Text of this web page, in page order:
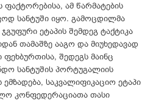
ამ წარმატების
სანტუში იყო. გამოცდილმა
ეტაპის შემდეგ ტაქტიკა
თამაშზე ააგო და მიუხედავად
ფეხბურთისა, შედეგს მაინც
სანტუშის პორტუგალიის
ემზადება, საკვალიფიკაციო ეტაპი
კონფედერაციათა თასი